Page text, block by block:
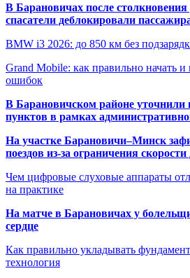
В Барановичах после
спасатели деблокировали
BMW i3 2026: до 850 км без
Grand Mobile: как правильно начать
ошибок
В Барановичском районе
пунктов в рамках
На участке Барановичи–Минск
поездов из-за ограничения
Чем цифровые слуховые аппараты
на практике
На матче в Барановичах у
сердце
Как правильно укладывать
технология